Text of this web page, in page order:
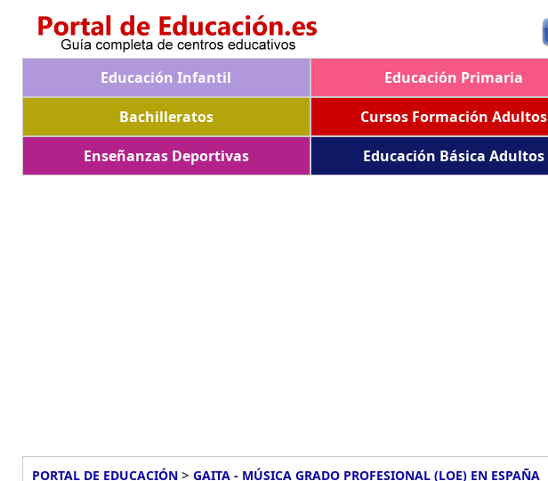
Educación Infantil Educación Primaria
Bachilleratos
Cursos Formación Adultos
Enseñanzas Deportivas
Educación Básica Adultos
PORTAL DE EDUCACIÓN > GAITA - MÚSICA GRADO PROFESIONAL (LOE) EN ESPAÑA